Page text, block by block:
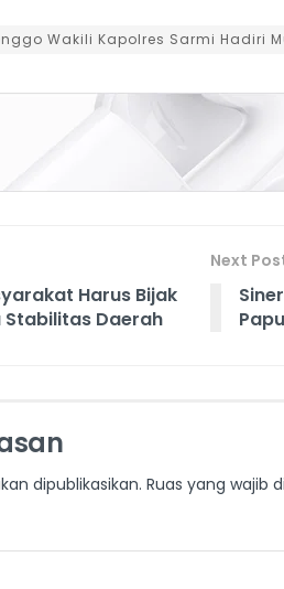
Wakili Kapolres Sarmi Hadiri
Harus Bijak
Stabilitas Daerah
Next
dipublikasikan. Ruas yang wajib